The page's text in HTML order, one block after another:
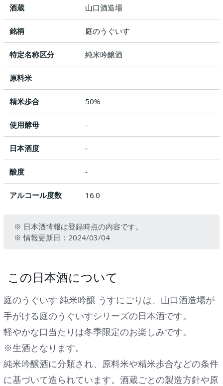
酒蔵 山口酒造場
銘柄 庭のうぐいす
特定名称区分 純米吟醸酒
原料米
精米歩合 50%
使用酵母 -
日本酒度 ‐
酸度 ‐
アルコール度数 16.0
※ 日本酒情報は登録時点の内容です。
※ 情報更新日：2024/03/04
この日本酒について
庭のうぐいす 純米吟醸 うすにごりは、山口酒造場が
手がける庭のうぐいすシリーズの日本酒です。
軽やかな口当たりは冬季限定のお楽しみです。
※生酒となります。
純米吟醸酒に分類され、原料米や精米歩合などの条件
に基づいて造られています。酒蔵ごとの製造方針や原